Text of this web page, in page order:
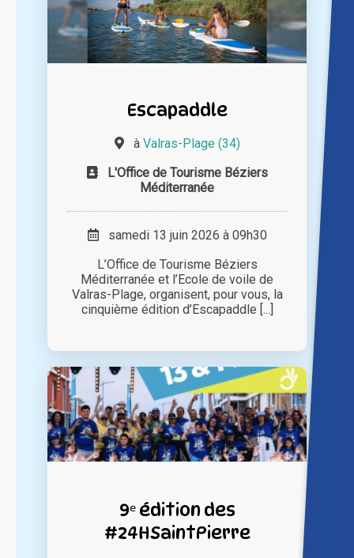
Escapaddle
à Valras-Plage (34)
L'Office de Tourisme Béziers
Méditerranée
samedi 13 juin 2026 à 09h30
L’Office de Tourisme Béziers
Méditerranée et l’Ecole de voile de
Valras-Plage, organisent, pour vous, la
cinquième édition d’Escapaddle [...]
9ᵉ édition des
#24HSaintPierre